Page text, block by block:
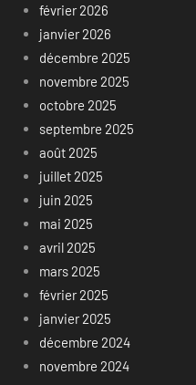
février 2026
janvier 2026
décembre 2025
novembre 2025
octobre 2025
septembre 2025
août 2025
juillet 2025
juin 2025
mai 2025
avril 2025
mars 2025
février 2025
janvier 2025
décembre 2024
novembre 2024